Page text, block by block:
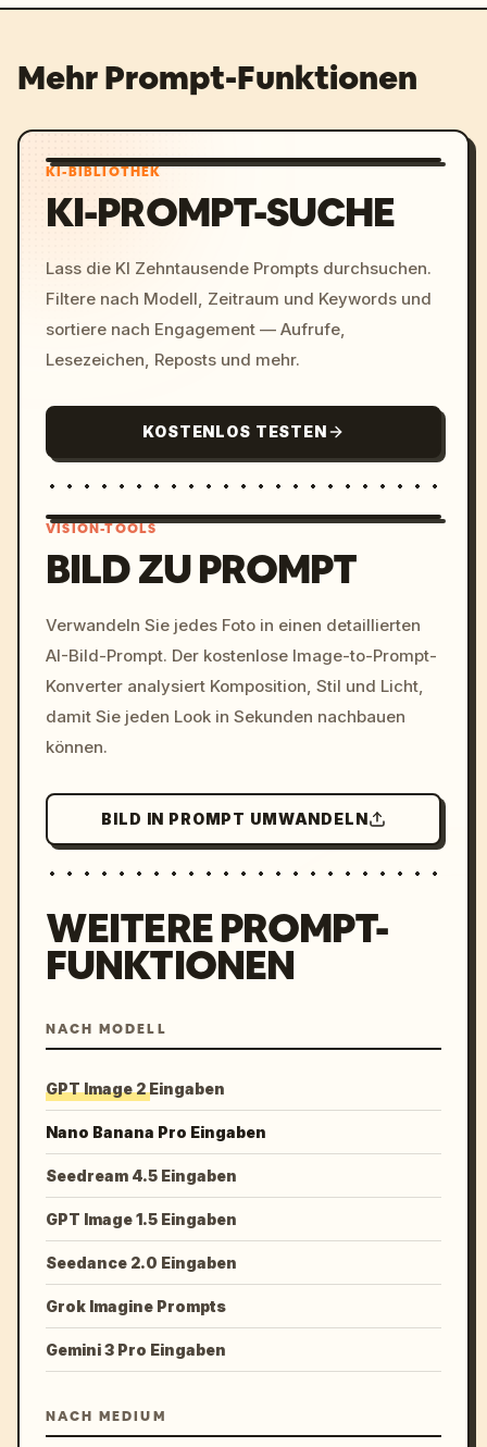
Mehr Prompt-Funktionen
KI-BIBLIOTHEK
KI-PROMPT-SUCHE
Lass die KI Zehntausende Prompts durchsuchen.
Filtere nach Modell, Zeitraum und Keywords und
sortiere nach Engagement — Aufrufe,
Lesezeichen, Reposts und mehr.
KOSTENLOS TESTEN
c, cyberpunk sunset, neon
colors, 8k --v 6.0
VISION-TOOLS
BILD ZU PROMPT
Verwandeln Sie jedes Foto in einen detaillierten
AI-Bild-Prompt. Der kostenlose Image-to-Prompt-
Konverter analysiert Komposition, Stil und Licht,
damit Sie jeden Look in Sekunden nachbauen
können.
BILD IN PROMPT UMWANDELN
WEITERE PROMPT-
FUNKTIONEN
NACH MODELL
GPT Image 2 Eingaben
Nano Banana Pro Eingaben
Seedream 4.5 Eingaben
GPT Image 1.5 Eingaben
Seedance 2.0 Eingaben
Grok Imagine Prompts
Gemini 3 Pro Eingaben
NACH MEDIUM